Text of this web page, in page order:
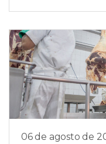
06 de agosto de